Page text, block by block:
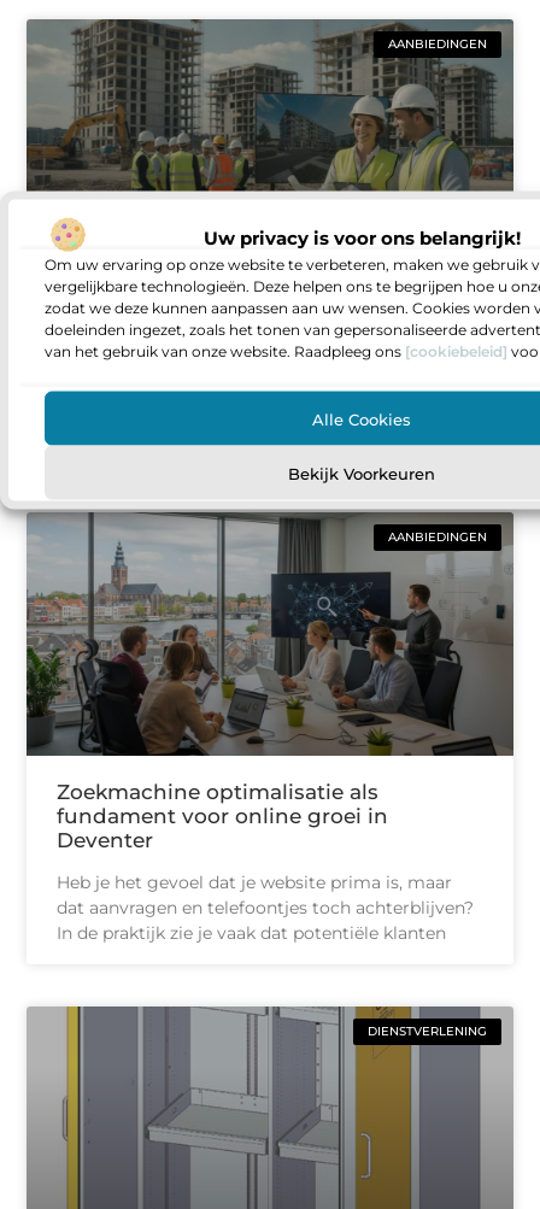
Uw privacy is voor ons belangrijk!
Om uw ervaring op onze website te verbeteren, maken we gebruik
vergelijkbare technologieën. Deze helpen ons te begrijpen hoe u
zodat we deze kunnen aanpassen aan uw wensen. Cookies worden
doeleinden ingezet, zoals het tonen van gepersonaliseerde
van het gebruik van onze website. Raadpleeg ons [cookiebeleid]
Alle Cookies
Bekijk Voorkeuren
AANBIEDINGEN
Vacatures voor projectontwikkelaars in
de bouwsector zo vind je de rol die bij
je past
Sta je op een punt waarop je meer invloed wilt
hebben op wat er gebouwd wordt en hoe
AANBIEDINGEN
Zoekmachine optimalisatie als
fundament voor online groei in
Deventer
Heb je het gevoel dat je website prima is, maar
dat aanvragen en telefoontjes toch achterblijven?
In de praktijk zie je vaak dat potentiële klanten
DIENSTVERLENING